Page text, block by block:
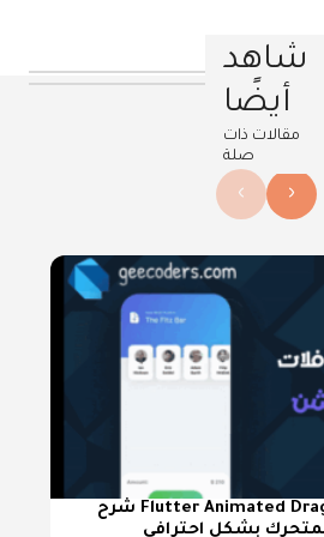
شاهد
أيضًا
مقالات ذات
صلة
‹
›
شرح Flutter Animated Drag and Drop لإنشاء
بشكل احترافي